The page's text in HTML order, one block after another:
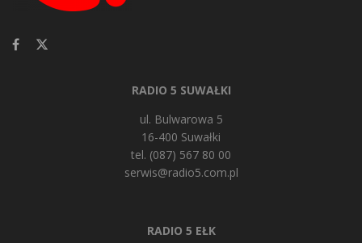
RADIO 5 SUWAŁKI
ul. Bulwarowa 5
16-400 Suwałki
tel. (087) 567 80 00
serwis@radio5.com.pl
RADIO 5 EŁK